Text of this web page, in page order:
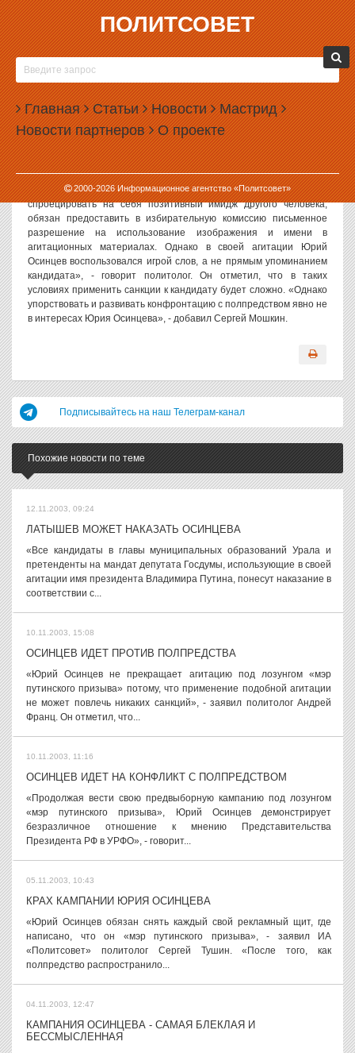
ПОЛИТСОВЕТ
Главная Статьи Новости Мастрид
Новости партнеров О проекте
2000-2026Информационное агентство «Политсовет»
13.11.2003, 11:07
ОСИНЦЕВ СПЕКУЛИРУЕТ ИМЕНЕМ ПУТИНА
«Использование в агитации Юрия Осинцева слогана «мэр
путинского призыва» - это чистая спекуляция на имени
Президента РФ», - заявил политолог Сергей Мошкин. По его
словам, полномочный представитель президента в УРФО Петр
Латышев в достаточно жесткой форме выразил свое отношение
к подобным методам агитации. «В соответствии с действующим
избирательным законодательством, кандидат, желающий
спроецировать на себя позитивный имидж другого человека,
обязан предоставить в избирательную комиссию письменное
разрешение на использование изображения и имени в
агитационных материалах. Однако в своей агитации Юрий
Осинцев воспользовался игрой слов, а не прямым упоминанием
кандидата», - говорит политолог. Он отметил, что в таких
условиях применить санкции к кандидату будет сложно. «Однако
упорствовать и развивать конфронтацию с полпредством явно не
в интересах Юрия Осинцева», - добавил Сергей Мошкин.
Подписывайтесь на наш Телеграм-канал
Похожие новости по теме
12.11.2003, 09:24
ЛАТЫШЕВ МОЖЕТ НАКАЗАТЬ ОСИНЦЕВА
«Все кандидаты в главы муниципальных образований Урала и
претенденты на мандат депутата Госдумы, использующие в своей
агитации имя президента Владимира Путина, понесут наказание в
соответствии с...
10.11.2003, 15:08
ОСИНЦЕВ ИДЕТ ПРОТИВ ПОЛПРЕДСТВА
«Юрий Осинцев не прекращает агитацию под лозунгом «мэр
путинского призыва» потому, что применение подобной агитации
не может повлечь никаких санкций», - заявил политолог Андрей
Франц. Он отметил, что...
10.11.2003, 11:16
ОСИНЦЕВ ИДЕТ НА КОНФЛИКТ С ПОЛПРЕДСТВОМ
«Продолжая вести свою предвыборную кампанию под лозунгом
«мэр путинского призыва», Юрий Осинцев демонстрирует
безразличное отношение к мнению Представительства
Президента РФ в УРФО», - говорит...
05.11.2003, 10:43
КРАХ КАМПАНИИ ЮРИЯ ОСИНЦЕВА
«Юрий Осинцев обязан снять каждый свой рекламный щит, где
написано, что он «мэр путинского призыва», - заявил ИА
«Политсовет» политолог Сергей Тушин. «После того, как
полпредство распространило...
04.11.2003, 12:47
КАМПАНИЯ ОСИНЦЕВА - САМАЯ БЛЕКЛАЯ И
БЕССМЫСЛЕННАЯ